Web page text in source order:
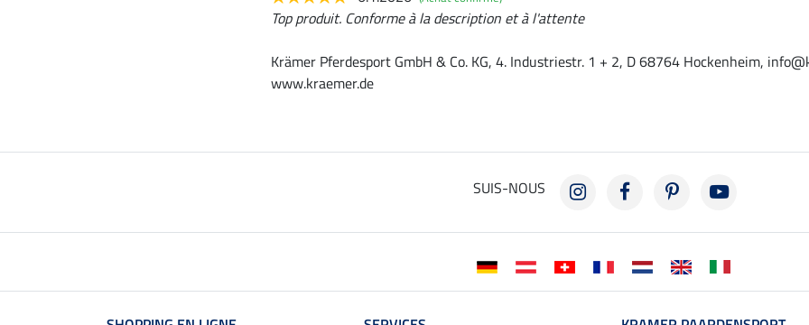
Top produit. Conforme à la description et à l'attente
Krämer Pferdesport GmbH & Co. KG, 4. Industriestr. 1 + 2, D 68764 Hockenheim,
www.kraemer.de
SUIS-NOUS